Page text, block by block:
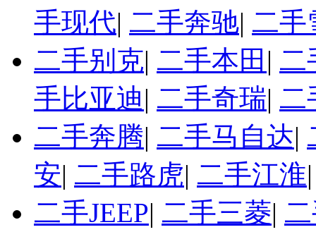
手现代| 二手奔驰| 二手
二手别克| 二手本田 | 二
手比亚迪| 二手奇瑞| 二
二手奔腾| 二手马自达|
安| 二手路虎| 二手江淮
二手JEEP| 二手三菱|